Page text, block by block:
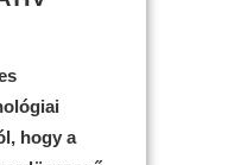
hogy a